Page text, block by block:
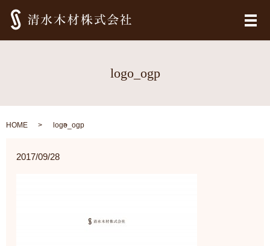
メ
logo_ogp
HOME logo_ogp
2017/09/28